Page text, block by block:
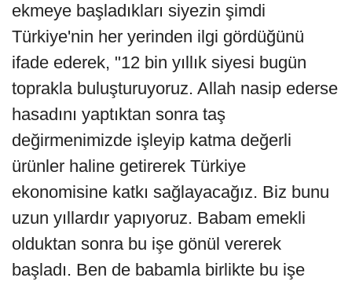
ekmeye başladıkları siyezin şimdi
Türkiye'nin her yerinden ilgi gördüğünü
ifade ederek, "12 bin yıllık siyesi bugün
toprakla buluşturuyoruz. Allah nasip ederse
hasadını yaptıktan sonra taş
değirmenimizde işleyip katma değerli
ürünler haline getirerek Türkiye
ekonomisine katkı sağlayacağız. Biz bunu
uzun yıllardır yapıyoruz. Babam emekli
olduktan sonra bu işe gönül vererek
başladı. Ben de babamla birlikte bu işe